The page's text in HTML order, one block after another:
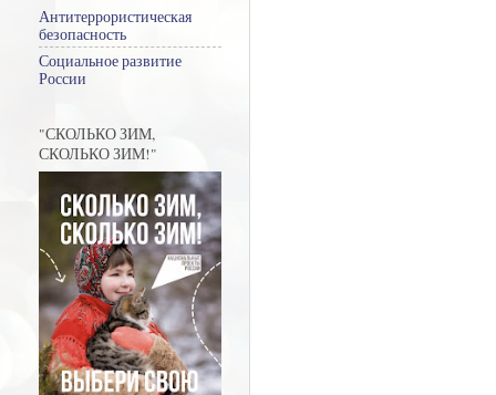
Антитеррористическая
безопасность
Социальное развитие
России
"СКОЛЬКО ЗИМ,
СКОЛЬКО ЗИМ!"